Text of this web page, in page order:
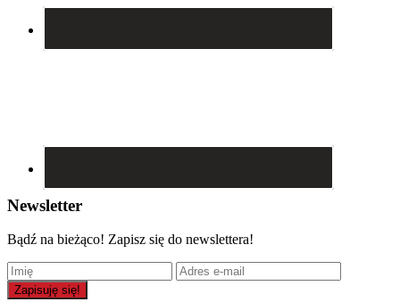
Newsletter
Bądź na bieżąco! Zapisz się do newslettera!